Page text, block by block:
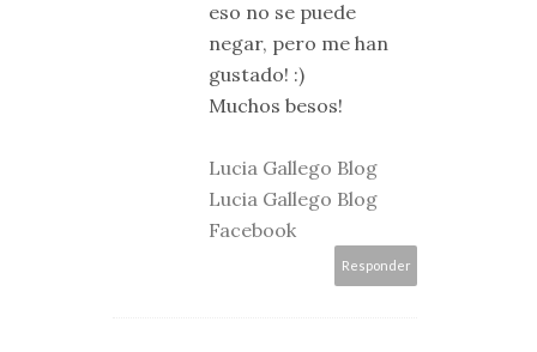
eso no se puede
negar, pero me han
gustado! :)
Muchos besos!
Lucia Gallego Blog
Lucia Gallego Blog
Facebook
Responder